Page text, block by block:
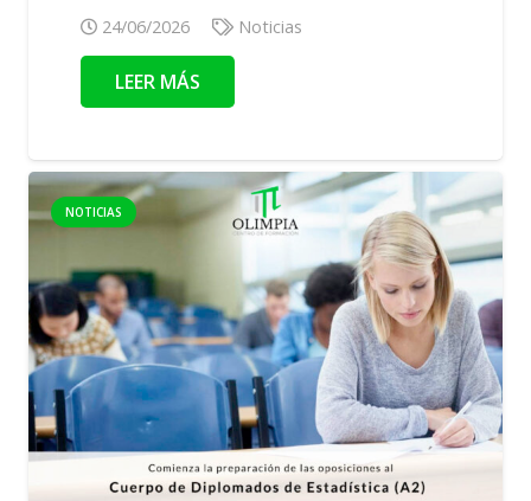
24/06/2026 Noticias
LEER MÁS
NOTICIAS